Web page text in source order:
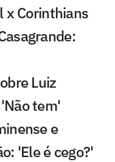
x Corinthians
Luiz
tem'
e
'Ele é cego?'